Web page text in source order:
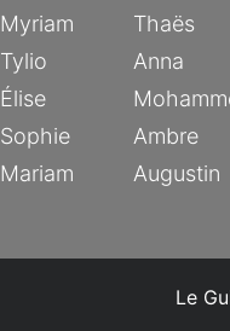
Myriam
Thaës
Tylio
Anna
Élise
Sophie
Ambre
Mariam Augustin
Le